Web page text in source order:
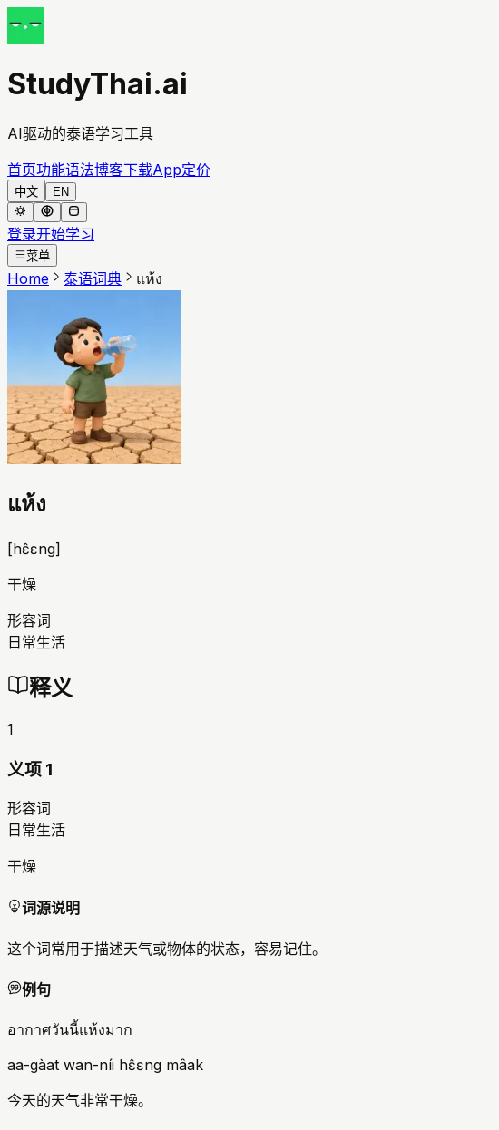
StudyThai.ai
AI驱动的泰语学习工具
首页功能语法博客下载App定价
中文 EN
登录开始学习
菜单
Home 泰语词典 แห้ง
แห้ง
[hɛ̂ɛng]
干燥
形容词
日常生活
释义
1
义项 1
形容词
日常生活
干燥
词源说明
这个词常用于描述天气或物体的状态，容易记住。
例句
อากาศวันนี้แห้งมาก
aa-gàat wan-níi hɛ̂ɛng mâak
今天的天气非常干燥。